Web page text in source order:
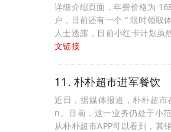
详细介绍页面，年费价格为
户，目前还有一个 “ 限时领取
人士透露，目前小红卡计划虽
文链接
11. 朴朴超市进军餐饮
近日，据媒体报道，朴朴超市
n。目前，这一业务仍处于小
从朴朴超市APP可以看到，其